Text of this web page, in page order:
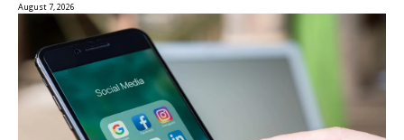
August 7, 2026